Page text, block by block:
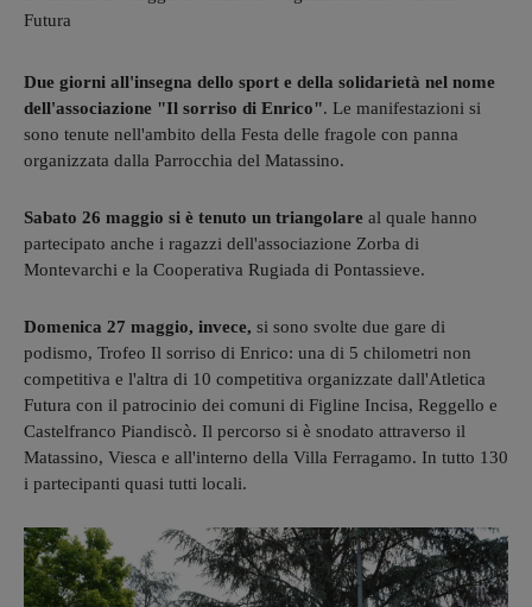
Futura
Due giorni all'insegna dello sport e della solidarietà nel nome
dell'associazione "Il sorriso di Enrico". Le manifestazioni si
sono tenute nell'ambito della Festa delle fragole con panna
organizzata dalla Parrocchia del Matassino.
Sabato 26 maggio si è tenuto un triangolare al quale hanno
partecipato anche i ragazzi dell'associazione Zorba di
Montevarchi e la Cooperativa Rugiada di Pontassieve.
Domenica 27 maggio, invece, si sono svolte due gare di
podismo, Trofeo Il sorriso di Enrico: una di 5 chilometri non
competitiva e l'altra di 10 competitiva organizzate dall'Atletica
Futura con il patrocinio dei comuni di Figline Incisa, Reggello e
Castelfranco Piandiscò. Il percorso si è snodato attraverso il
Matassino, Viesca e all'interno della Villa Ferragamo. In tutto 130
i partecipanti quasi tutti locali.